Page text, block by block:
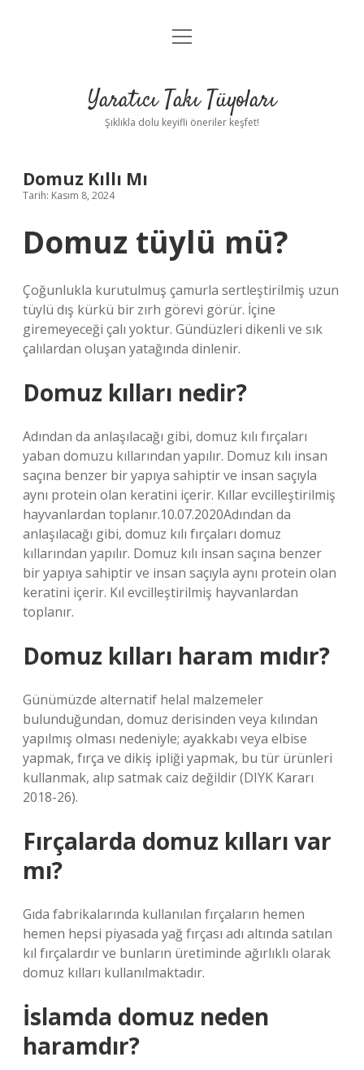
Anasayfa
Yasal Uyarı
menüyü
Yaratıcı Takı Tüyoları
Şıklıkla dolu keyifli öneriler keşfet!
Domuz Kıllı Mı
Tarih: Kasım 8, 2024
Domuz tüylü mü?
Çoğunlukla kurutulmuş çamurla sertleştirilmiş uzun
tüylü dış kürkü bir zırh görevi görür. İçine
giremeyeceği çalı yoktur. Gündüzleri dikenli ve sık
çalılardan oluşan yatağında dinlenir.
Domuz kılları nedir?
Adından da anlaşılacağı gibi, domuz kılı fırçaları
yaban domuzu kıllarından yapılır. Domuz kılı insan
saçına benzer bir yapıya sahiptir ve insan saçıyla
aynı protein olan keratini içerir. Kıllar evcilleştirilmiş
hayvanlardan toplanır.10.07.2020Adından da
anlaşılacağı gibi, domuz kılı fırçaları domuz
kıllarından yapılır. Domuz kılı insan saçına benzer
bir yapıya sahiptir ve insan saçıyla aynı protein olan
keratini içerir. Kıl evcilleştirilmiş hayvanlardan
toplanır.
Domuz kılları haram mıdır?
Günümüzde alternatif helal malzemeler
bulunduğundan, domuz derisinden veya kılından
yapılmış olması nedeniyle; ayakkabı veya elbise
yapmak, fırça ve dikiş ipliği yapmak, bu tür ürünleri
kullanmak, alıp satmak caiz değildir (DIYK Kararı
2018-26).
Fırçalarda domuz kılları var
mı?
Gıda fabrikalarında kullanılan fırçaların hemen
hemen hepsi piyasada yağ fırçası adı altında satılan
kıl fırçalardır ve bunların üretiminde ağırlıklı olarak
domuz kılları kullanılmaktadır.
İslamda domuz neden
haramdır?